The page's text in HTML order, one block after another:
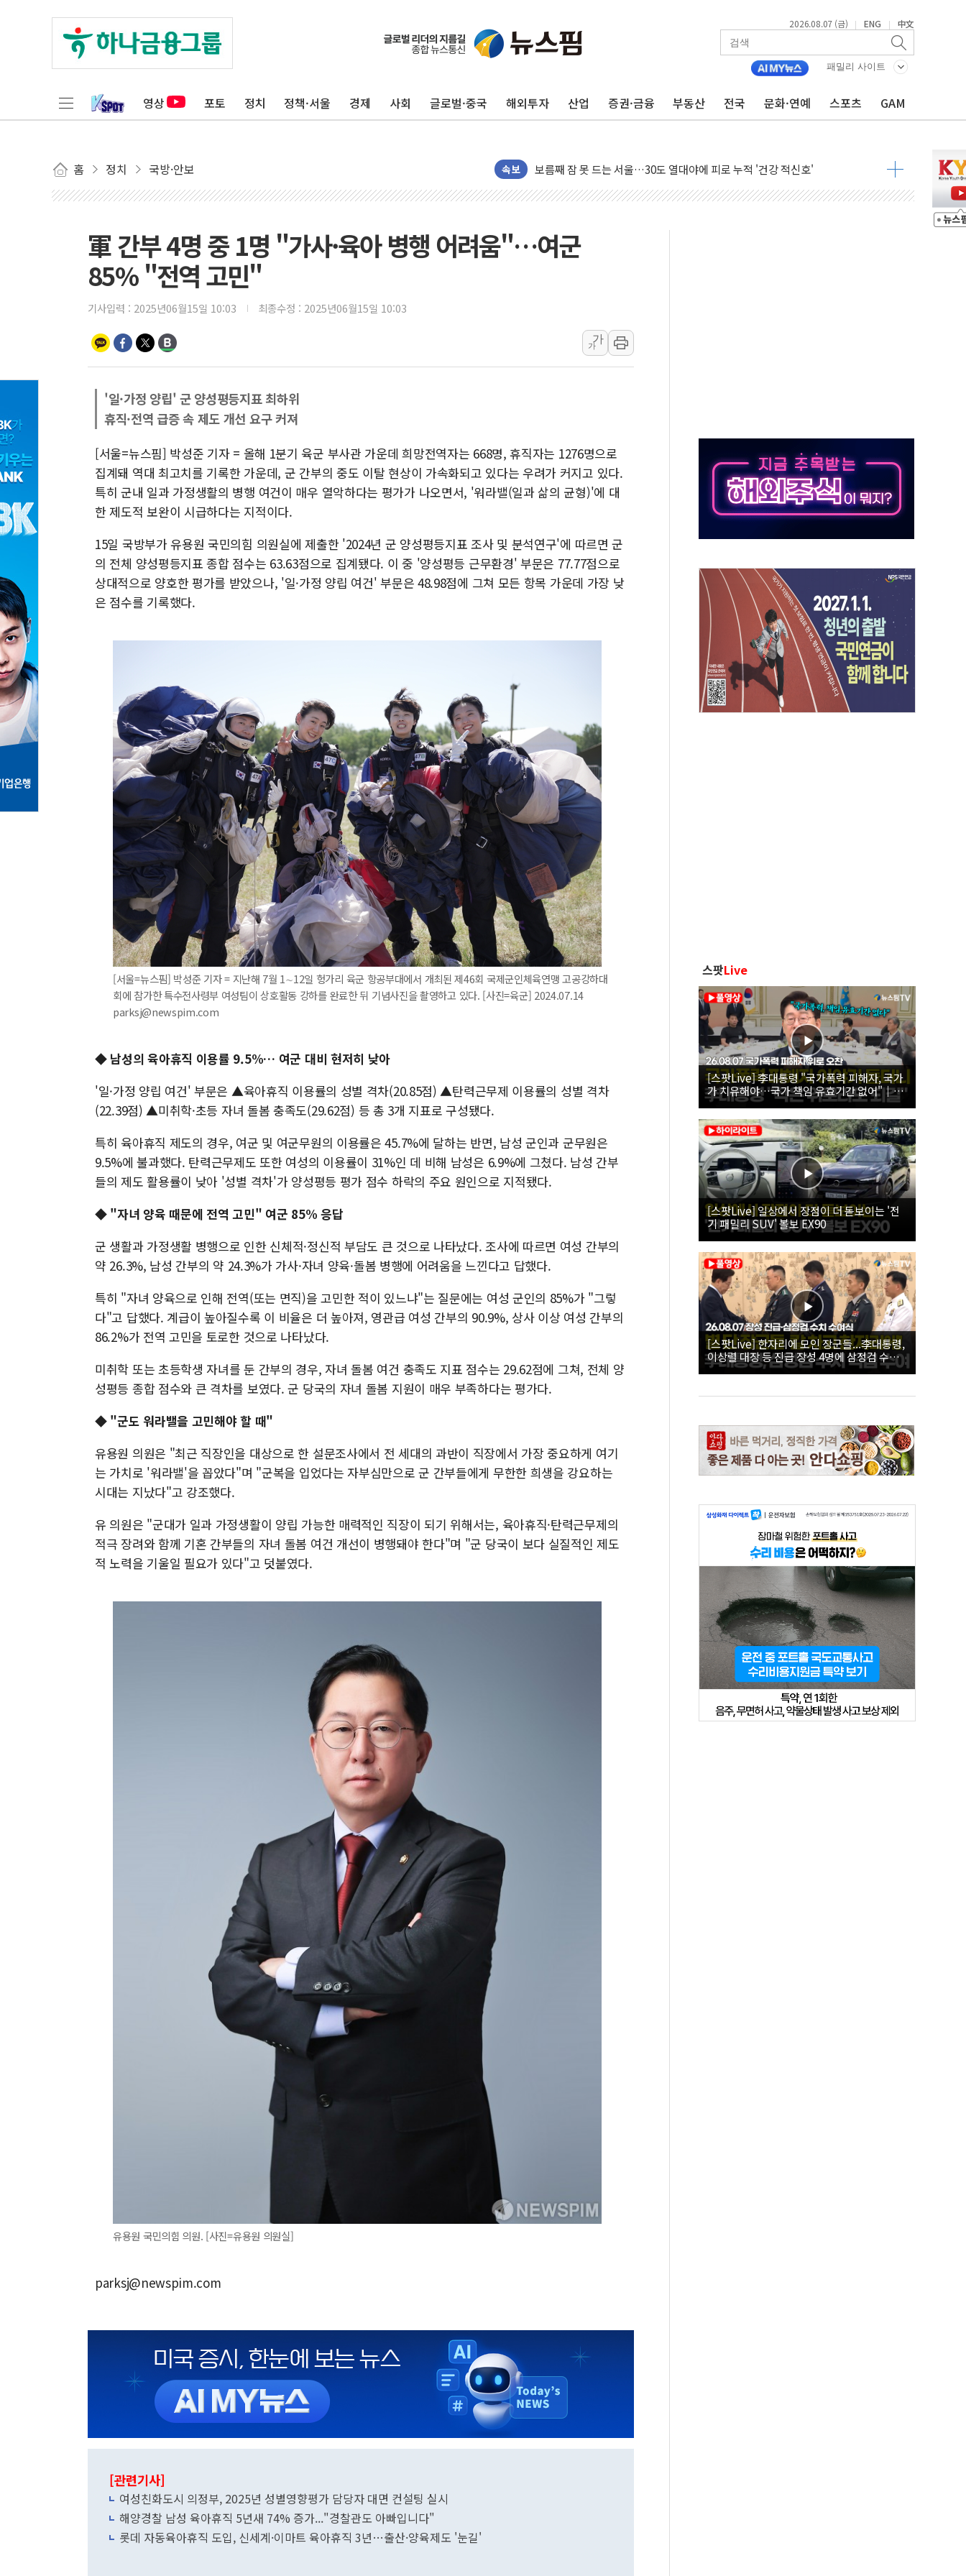
2026.08.07 (금) | ENG | 中文
패밀리 사이트
영상 포토 정치 정책·서울 경제 사회 글로벌·중국 해외투자 산업 증권·금융 부동산 전국 문화·연예 스포츠 GAM
홈 정치 국방·안보 속보
GS25 '소비뇽레몬블랑하이볼', 레드닷 디자인 어워드 수상
신세계百, 포트넘앤메이슨 9주년 여름 기획세트 출시
[기자수첩] ISA 개편, 국장 살리기보다 투자자 설득이 먼저
美 태양광 수입장벽에 한화큐셀·OCI '반색'…비중국산 부담은 변수
NXT, 12일부터 프리마켓 상·하한가 주문 제한…'SK하이닉스 사태' 재발 방지
보름째 잠 못 드는 서울…30도 열대야에 피로 누적 '건강 적신호'
4자 연합 균열에 분쟁 재점화 조짐…한미 지배구조 다시 요동
금호석유화학, 2분기 영업익 4배 '껑충'…전부문 약진
CJ올리브영 흔드는 '신흥 강자' 다이소·시코르…뷰티 유통 지각변동 본격화
"PAFC만으론 어렵다"…두산퓨얼셀, SOFC에 사활
대우건설, 50대 이강석 대표 전면에...임원·조직 대대적 개편 예고
비츠로넥스텍, 한화에어로스페이스와 '누리호 5기분 엔진 구성품' 수주
軍 간부 4명 중 1명 "가사·육아 병행 어려움"…여군
85% "전역 고민"
기사입력 : 2025년06월15일 10:03 최종수정 : 2025년06월15일 10:03
가
가
'일·가정 양립' 군 양성평등지표 최하위
휴직·전역 급증 속 제도 개선 요구 커져
[서울=뉴스핌] 박성준 기자 = 올해 1분기 육군 부사관 가운데 희망전역자는 668명, 휴직자는 1276명으로
집계돼 역대 최고치를 기록한 가운데, 군 간부의 중도 이탈 현상이 가속화되고 있다는 우려가 커지고 있다.
특히 군내 일과 가정생활의 병행 여건이 매우 열악하다는 평가가 나오면서, '워라밸(일과 삶의 균형)'에 대
한 제도적 보완이 시급하다는 지적이다.
15일 국방부가 유용원 국민의힘 의원실에 제출한 '2024년 군 양성평등지표 조사 및 분석연구'에 따르면 군
의 전체 양성평등지표 종합 점수는 63.63점으로 집계됐다. 이 중 '양성평등 근무환경' 부문은 77.77점으로
상대적으로 양호한 평가를 받았으나, '일·가정 양립 여건' 부문은 48.98점에 그쳐 모든 항목 가운데 가장 낮
은 점수를 기록했다.
[서울=뉴스핌] 박성준 기자 = 지난해 7월 1∼12일 헝가리 육군 항공부대에서 개최된 제46회 국제군인체육연맹 고공강하대
회에 참가한 특수전사령부 여성팀이 상호활동 강하를 완료한 뒤 기념사진을 촬영하고 있다. [사진=육군] 2024.07.14
parksj@newspim.com
◆ 남성의 육아휴직 이용률 9.5%… 여군 대비 현저히 낮아
'일·가정 양립 여건' 부문은 ▲육아휴직 이용률의 성별 격차(20.85점) ▲탄력근무제 이용률의 성별 격차
(22.39점) ▲미취학·초등 자녀 돌봄 충족도(29.62점) 등 총 3개 지표로 구성됐다.
특히 육아휴직 제도의 경우, 여군 및 여군무원의 이용률은 45.7%에 달하는 반면, 남성 군인과 군무원은
9.5%에 불과했다. 탄력근무제도 또한 여성의 이용률이 31%인 데 비해 남성은 6.9%에 그쳤다. 남성 간부
들의 제도 활용률이 낮아 '성별 격차'가 양성평등 평가 점수 하락의 주요 원인으로 지적됐다.
◆ "자녀 양육 때문에 전역 고민" 여군 85% 응답
군 생활과 가정생활 병행으로 인한 신체적·정신적 부담도 큰 것으로 나타났다. 조사에 따르면 여성 간부의
약 26.3%, 남성 간부의 약 24.3%가 가사·자녀 양육·돌봄 병행에 어려움을 느낀다고 답했다.
특히 "자녀 양육으로 인해 전역(또는 면직)을 고민한 적이 있느냐"는 질문에는 여성 군인의 85%가 "그렇
다"고 답했다. 계급이 높아질수록 이 비율은 더 높아져, 영관급 여성 간부의 90.9%, 상사 이상 여성 간부의
86.2%가 전역 고민을 토로한 것으로 나타났다.
미취학 또는 초등학생 자녀를 둔 간부의 경우, 자녀 돌봄 여건 충족도 지표 점수는 29.62점에 그쳐, 전체 양
성평등 종합 점수와 큰 격차를 보였다. 군 당국의 자녀 돌봄 지원이 매우 부족하다는 평가다.
◆ "군도 워라밸을 고민해야 할 때"
유용원 의원은 "최근 직장인을 대상으로 한 설문조사에서 전 세대의 과반이 직장에서 가장 중요하게 여기
는 가치로 '워라밸'을 꼽았다"며 "군복을 입었다는 자부심만으로 군 간부들에게 무한한 희생을 강요하는
시대는 지났다"고 강조했다.
유 의원은 "군대가 일과 가정생활이 양립 가능한 매력적인 직장이 되기 위해서는, 육아휴직·탄력근무제의
적극 장려와 함께 기혼 간부들의 자녀 돌봄 여건 개선이 병행돼야 한다"며 "군 당국이 보다 실질적인 제도
적 노력을 기울일 필요가 있다"고 덧붙였다.
유용원 국민의힘 의원. [사진=유용원 의원실]
parksj@newspim.com
[관련기사]
여성친화도시 의정부, 2025년 성별영향평가 담당자 대면 컨설팅 실시
해양경찰 남성 육아휴직 5년새 74% 증가..."경찰관도 아빠입니다"
롯데 자동육아휴직 도입, 신세계·이마트 육아휴직 3년…출산·양육제도 '눈길'
스팟Live
[스팟Live] 李대통령 "국가폭력 피해자, 국가
가 치유해야…국가 책임 유효기간 없어"｜
26.08.07 국가폭력 피해자 위로 오찬
[스팟Live] 일상에서 장점이 더 돋보이는 '전
기 패밀리 SUV' 볼보 EX90
[스팟Live] 한자리에 모인 장군들...李대통령,
이상렬 대장 등 진급 장성 4명에 삼정검 수치
직접 수여｜26.08.07 장성 진급·삼정검 수치